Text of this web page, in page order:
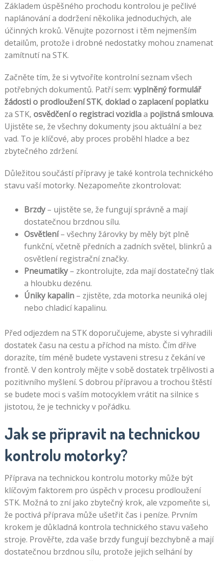
Základem úspěšného prochodu kontrolou je pečlivé
naplánování a dodržení několika jednoduchých, ale
účinných kroků. Věnujte pozornost i těm nejmenším
detailům, protože i drobné nedostatky mohou znamenat
zamítnutí na STK.
Začněte tím, že si vytvoříte kontrolní seznam všech
potřebných dokumentů. Patří sem: vyplněný formulář
žádosti o prodloužení STK, doklad o zaplacení poplatku
za STK, osvědčení o registraci vozidlaa pojistná smlouva.
Ujistěte se, že všechny dokumenty jsou aktuální a bez
vad. To je klíčové, aby proces proběhl hladce a bez
zbytečného zdržení.
Důležitou součástí přípravy je také kontrola technického
stavu vaší motorky. Nezapomeňte zkontrolovat:
Brzdy– ujistěte se, že fungují správně a mají
dostatečnou brzdnou sílu.
Osvětlení– všechny žárovky by měly být plně
funkční, včetně předních a zadních světel, blinkrů a
osvětlení registrační značky.
Pneumatiky– zkontrolujte, zda mají dostatečný tlak
a hloubku dezénu.
Úniky kapalin– zjistěte, zda motorka neuniká olej
nebo chladicí kapalinu.
Před odjezdem na STK doporučujeme, abyste si vyhradili
dostatek času na cestu a příchod na místo. Čím dříve
dorazíte, tím méně budete vystaveni stresu z čekání ve
frontě. V den kontroly mějte v sobě dostatek trpělivosti a
pozitivního myšlení. S dobrou přípravou a trochou štěstí
se budete moci s vaším motocyklem vrátit na silnice s
jistotou, že je technicky v pořádku.
Jak se připravit na technickou
kontrolu motorky?
Příprava na technickou kontrolu motorky může být
klíčovým faktorem pro úspěch v procesu prodloužení
STK. Možná to zní jako zbytečný krok, ale vzpomeňte si,
že poctivá příprava může ušetřit čas i peníze. Prvním
krokem je důkladná kontrola technického stavu vašeho
stroje. Prověřte, zda vaše brzdy fungují bezchybně a mají
dostatečnou brzdnou sílu, protože jejich selhání by